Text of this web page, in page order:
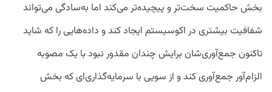
بخش حاکمیت سخت‌تر و پیچیده‌تر می‌کند اما به‌سادگی می‌تواند
شفافیت بیشتری در اکوسیستم ایجاد کند و داده‌هایی را که شاید
تاکنون جمع‌آوری‌شان برایش چندان مقدور نبود با یک مصوبه
الزام‌آور جمع‌آوری کند و از سویی با سرمایه‌گذاری‌ای که بخش